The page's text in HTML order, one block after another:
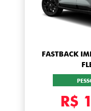
FASTBACK
R$